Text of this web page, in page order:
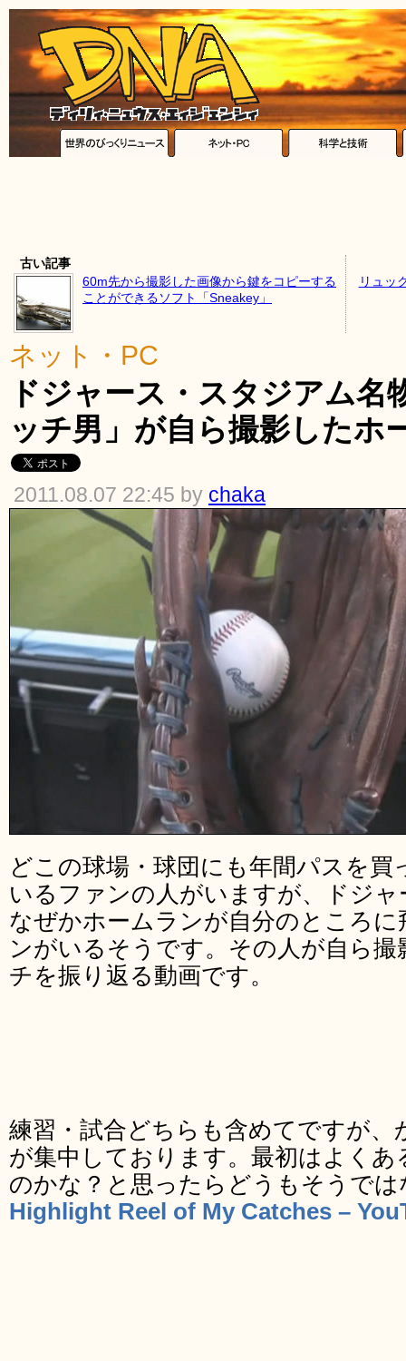
古い記事
60m先から撮影した画像から鍵をコピーする
ことができるソフト「Sneakey」
リュッ
ネット・PC
ドジャース・スタジアム名
ッチ男」が自ら撮影したホ
2011.08.07 22:45 by chaka
どこの球場・球団にも年間パスを買
いるファンの人がいますが、ドジ
なぜかホームランが自分のところ
ンがいるそうです。その人が自ら
チを振り返る動画です。
練習・試合どちらも含めてですが
が集中しております。最初はよく
のかな？と思ったらどうもそうで
‪Highlight Reel of My